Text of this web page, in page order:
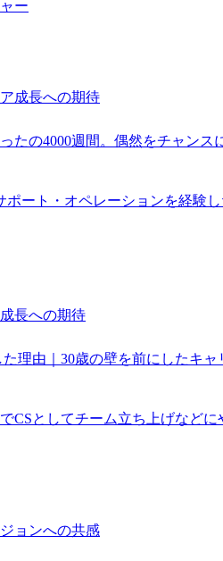
ー
成長への期待
たの4000週間。偶然をチャン
ポート・オペレーションを経験
長への期待
理由｜30歳の壁を前にしたキ
CSとしてチーム立ち上げなど
ョンへの共感